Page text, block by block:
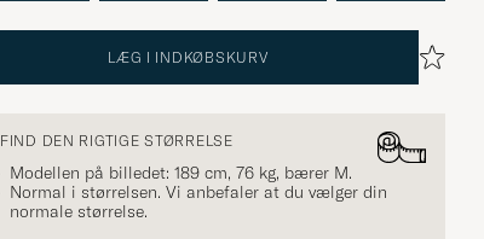
LÆG I INDKØBSKURV
FIND DEN RIGTIGE STØRRELSE
Modellen på billedet: 189 cm, 76 kg, bærer M.
Normal i størrelsen. Vi anbefaler at du vælger din
normale størrelse.